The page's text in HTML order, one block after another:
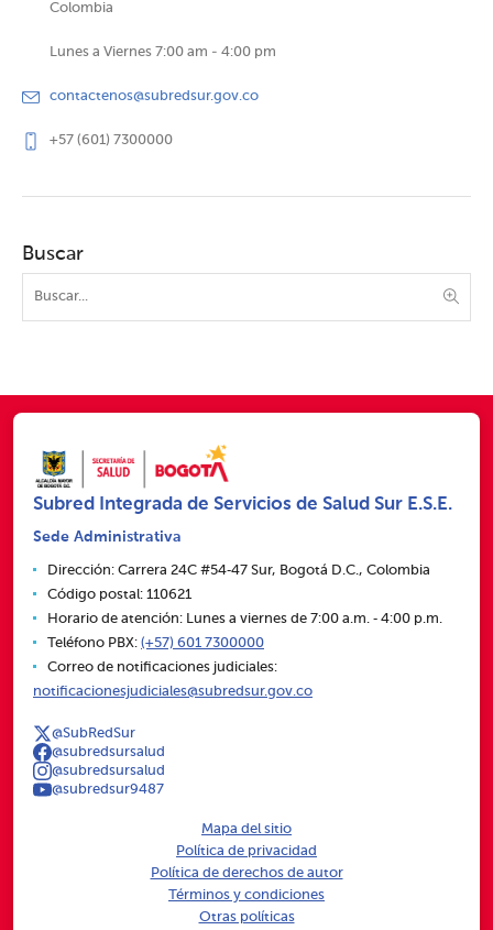
Colombia
Lunes a Viernes 7:00 am - 4:00 pm
contactenos@subredsur.gov.co
+57 (601) 7300000
Buscar
Subred Integrada de Servicios de Salud Sur E.S.E.
Sede Administrativa
Dirección: Carrera 24C #54‑47 Sur, Bogotá D.C., Colombia
Código postal: 110621
Horario de atención: Lunes a viernes de 7:00 a.m. ‑ 4:00 p.m.
Teléfono PBX: (+57) 601 7300000
Correo de notificaciones judiciales:
notificacionesjudiciales@subredsur.gov.co
@SubRedSur
@subredsursalud
@subredsursalud
@subredsur9487
Mapa del sitio
Política de privacidad
Política de derechos de autor
Términos y condiciones
Otras políticas